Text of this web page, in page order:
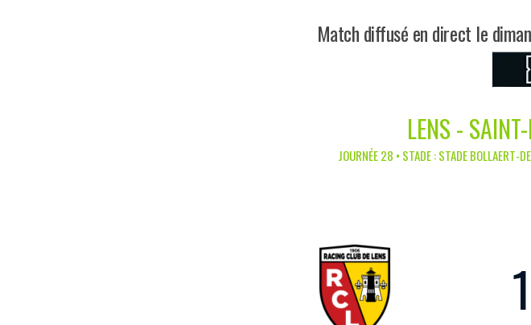
Match diffusé en direct le
LENS -
JOURNÉE 28 • STADE : STADE BOLLAERT-
1